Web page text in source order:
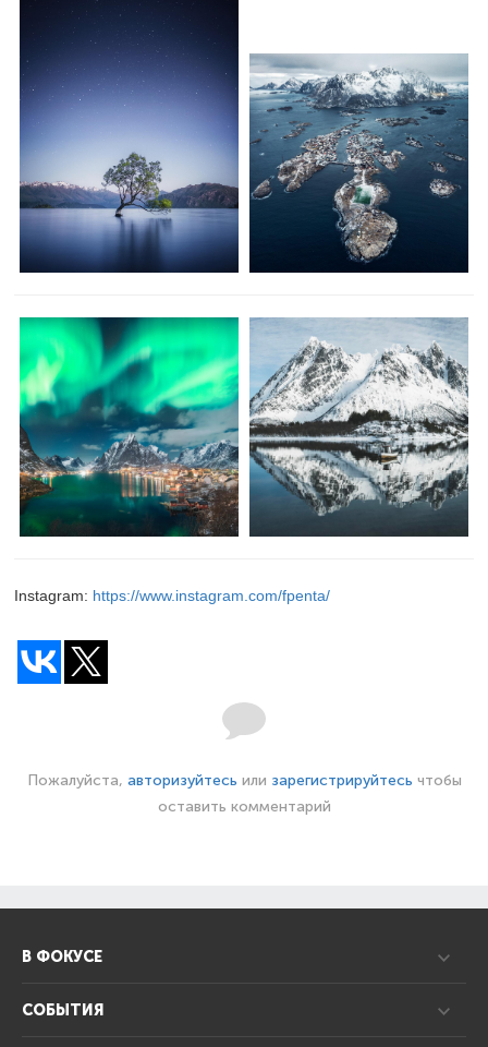
Instagram: https://www.instagram.com/fpenta/
Пожалуйста, авторизуйтесь или зарегистрируйтесь чтобы
оставить комментарий
В ФОКУСЕ
СОБЫТИЯ